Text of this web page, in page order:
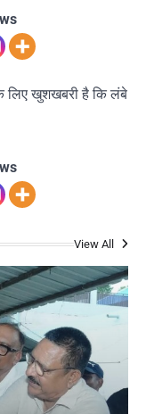
लिए खुशखबरी है कि लंबे
View All